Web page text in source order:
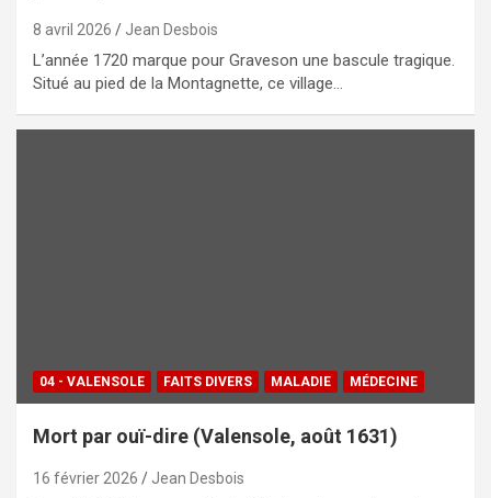
8 avril 2026 Jean Desbois
L’année 1720 marque pour Graveson une bascule tragique.
Situé au pied de la Montagnette, ce village…
04 - VALENSOLE FAITS DIVERS MALADIE MÉDECINE
Mort par ouï-dire (Valensole, août 1631)
16 février 2026 Jean Desbois